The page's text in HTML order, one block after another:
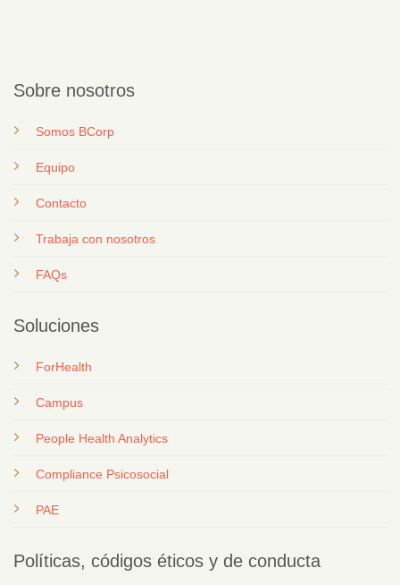
Sobre nosotros
Somos BCorp
Equipo
Contacto
Trabaja con nosotros
FAQs
Soluciones
ForHealth
Campus
People Health Analytics
Compliance Psicosocial
PAE
Políticas, códigos éticos y de conducta